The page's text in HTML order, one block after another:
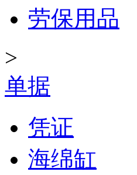
劳保用品
>
单据
凭证
海绵缸